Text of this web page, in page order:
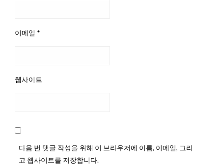
이메일 *
웹사이트
다음 번 댓글 작성을 위해 이 브라우저에 이름, 이메일, 그리
고 웹사이트를 저장합니다.